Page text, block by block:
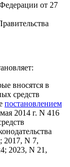
от 27
вносятся в
средств
постановлением
2014 г. N 416
2017, N 7,
2023, N 21,